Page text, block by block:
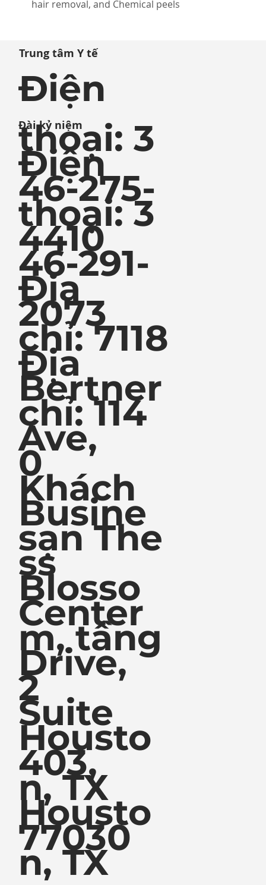
hair removal, and Chemical peels
Đài kỷ niệm
Điện
thoại: 3
46-291-
2073
Địa
chỉ: 114
0
Busine
ss
Center
Drive,
Suite
403,
Housto
n, TX
Trung tâm Y tế
Điện
thoại: 3
46-275-
4410
Địa
chỉ: 7118
Bertner
Ave,
Khách
sạn The
Blosso
m, tầng
2
Housto
n, TX
77030